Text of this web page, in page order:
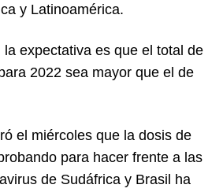
y Latinoamérica.
expectativa es que el total de
2022 sea mayor que el de
el miércoles que la dosis de
para hacer frente a las
de Sudáfrica y Brasil ha